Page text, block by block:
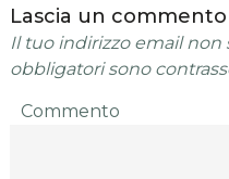
Lascia un commento
Il tuo indirizzo email non
obbligatori sono
Commento